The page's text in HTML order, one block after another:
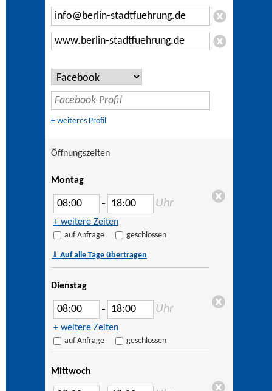
+ weiteres Profil
Öffnungszeiten
Montag
– Uhr
+ weitere Zeiten
auf Anfrage geschlossen
⇓ Auf alle Tage übertragen
Dienstag
– Uhr
+ weitere Zeiten
auf Anfrage geschlossen
Mittwoch